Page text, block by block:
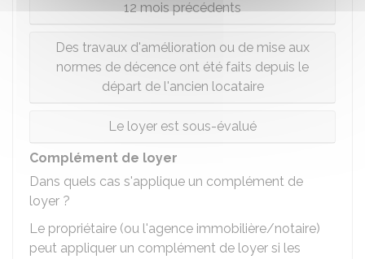
12 mois précédents
Des travaux d'amélioration ou de mise aux
normes de décence ont été faits depuis le
départ de l'ancien locataire
Le loyer est sous-évalué
Complément de loyer
Dans quels cas s'applique un complément de
loyer ?
Le propriétaire (ou l'agence immobilière/notaire)
peut appliquer un complément de loyer si les